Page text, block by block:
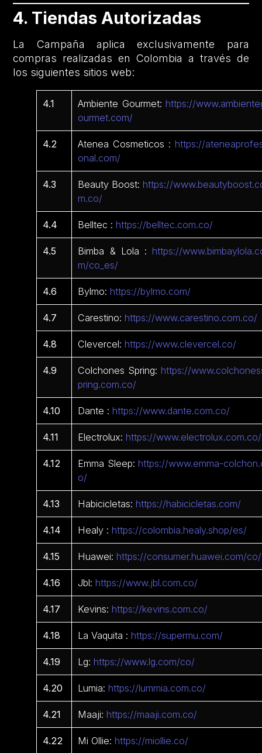
4. Tiendas Autorizadas
La Campaña aplica exclusivamente para
compras realizadas en Colombia a través de
los siguientes sitios web:
4.1 Ambiente Gourmet:https://
ourmet.com/
4.2 Atenea Cosmeticos :https://
onal.com/
4.3 Beauty Boost:https://
m.co/
4.4 Belltec :https://belltec.com.co/
4.5 Bimba & Lola :https://
m/co_es/
4.6 Bylmo:https://bylmo.com/
4.7 Carestino:https://www.carestino.com.co/
4.8 Clevercel:https://www.clevercel.co/
4.9 Colchones Spring:https://
pring.com.co/
4.10 Dante :https://www.dante.com.co/
4.11 Electrolux:https://www.electrolux.com.co/
4.12 Emma Sleep:https://www.emma-
o/
4.13 Habicicletas:https://habicicletas.com/
4.14 Healy :https://colombia.healy.shop/es/
4.15 Huawei:https://consumer.huawei.com/co/
4.16 Jbl:https://www.jbl.com.co/
4.17 Kevins:https://kevins.com.co/
4.18 La Vaquita :https://supermu.com/
4.19 Lg:https://www.lg.com/co/
4.20 Lumia:https://lummia.com.co/
4.21 Maaji:https://maaji.com.co/
4.22 Mi Ollie:https://miollie.co/